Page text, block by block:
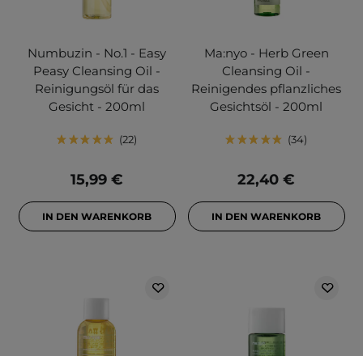
Numbuzin - No.1 - Easy
Peasy Cleansing Oil -
Reinigungsöl für das
Gesicht - 200ml
22
15,99 €
IN DEN WARENKORB
Ma:nyo - Herb Green
Cleansing Oil -
Reinigendes pflanzliches
Gesichtsöl - 200ml
34
22,40 €
IN DEN WARENKORB